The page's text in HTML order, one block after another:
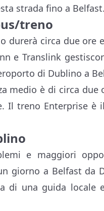
strada fino a Belfast.
treno
durerà circa due ore
e Translink
di Dublino a
medio è di circa
Il treno Enterprise
e maggiori
giorno a Belfast da
di una guida locale